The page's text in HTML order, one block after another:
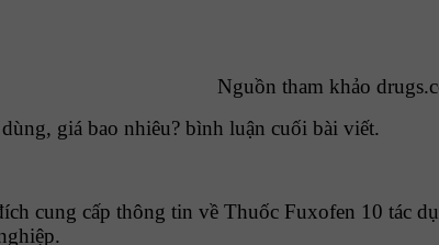
Nguồn tham khảo
giá bao nhiêu? bình luận cuối bài viết.
cung cấp thông tin về Thuốc Fuxofen 10 tác